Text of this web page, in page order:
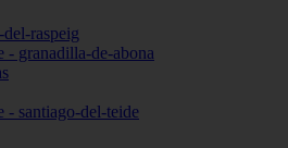
raspeig
- granadilla-de-abona
- santiago-del-teide